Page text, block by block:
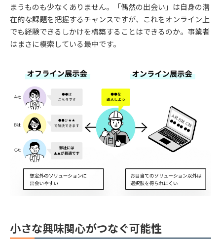
まうものも少なくありません。「偶然の出会い」は自身の潜
在的な課題を把握するチャンスですが、これをオンライン上
でも経験できるしかけを構築することはできるのか。事業者
はまさに模索している最中です。
小さな興味関心がつなぐ可能性